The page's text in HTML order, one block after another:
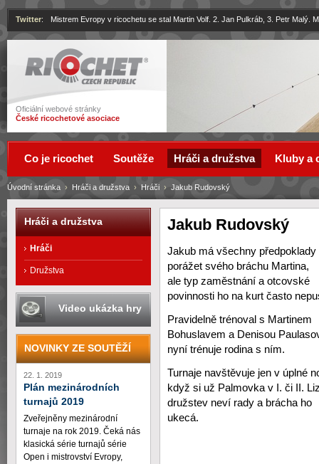
Ricochet
Oficiální webové stránky
České ricochetové asociace
Twitter: Mistrem Evropy v ricochetu se stal Martin Volf. 2. Jan Pulkráb, 3. Petr Malý.
Jakub Rudovský
Jakub má všechny předpoklady
porážet svého bráchu Martina,
ale typ zaměstnání a otcovské
povinnosti ho na kurt často
Pravidelně trénoval s Martinem
Bohuslavem a Denisou
nyní trénuje rodina s ním.
Turnaje navštěvuje jen v úplné
když si už Palmovka v I. či II.
družstev neví rady a brácha ho
ukecá.
Úvodní stránka › Hráči a družstva › Hráči › Jakub Rudovský
Co je ricochet Soutěže Hráči a družstva Kluby a
Hráči a družstva
Hráči
Družstva
Video ukázka hry
NOVINKY ZE SOUTĚŽÍ
22. 1. 2019
Plán mezinárodních
turnajů 2019
Zveřejněny mezinárodní
turnaje na rok 2019. Čeká nás
klasická série turnajů série
Open i mistrovství Evropy,